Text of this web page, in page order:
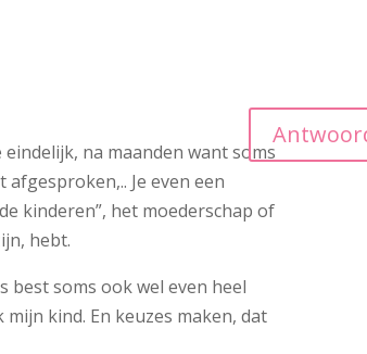
na maanden want soms
Je even een
kinderen”, het moederschap of
hebt.
best soms ook wel even heel
kind. En keuzes maken, dat